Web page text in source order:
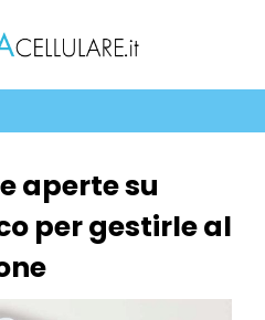
aperte su
per gestirle al